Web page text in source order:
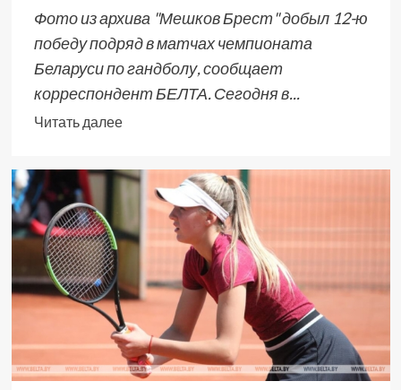
Фото из архива "Мешков Брест" добыл 12-ю
победу подряд в матчах чемпионата
Беларуси по гандболу, сообщает
корреспондент БЕЛТА. Сегодня в...
Читать далее